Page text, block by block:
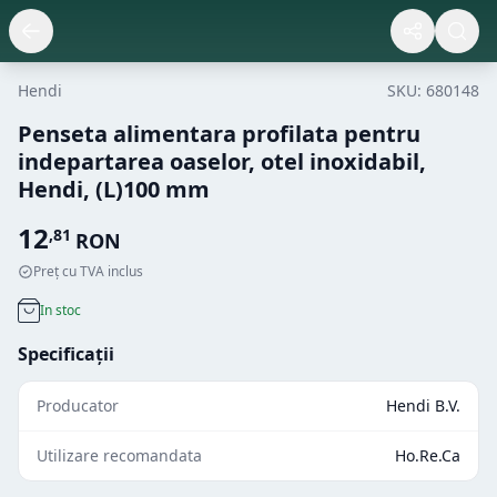
Hendi SKU: 680148
Penseta alimentara profilata pentru
indepartarea oaselor, otel inoxidabil,
Hendi, (L)100 mm
12,81 RON
Preț cu TVA inclus
In stoc
Specificații
Producator Hendi B.V.
Utilizare recomandata Ho.Re.Ca